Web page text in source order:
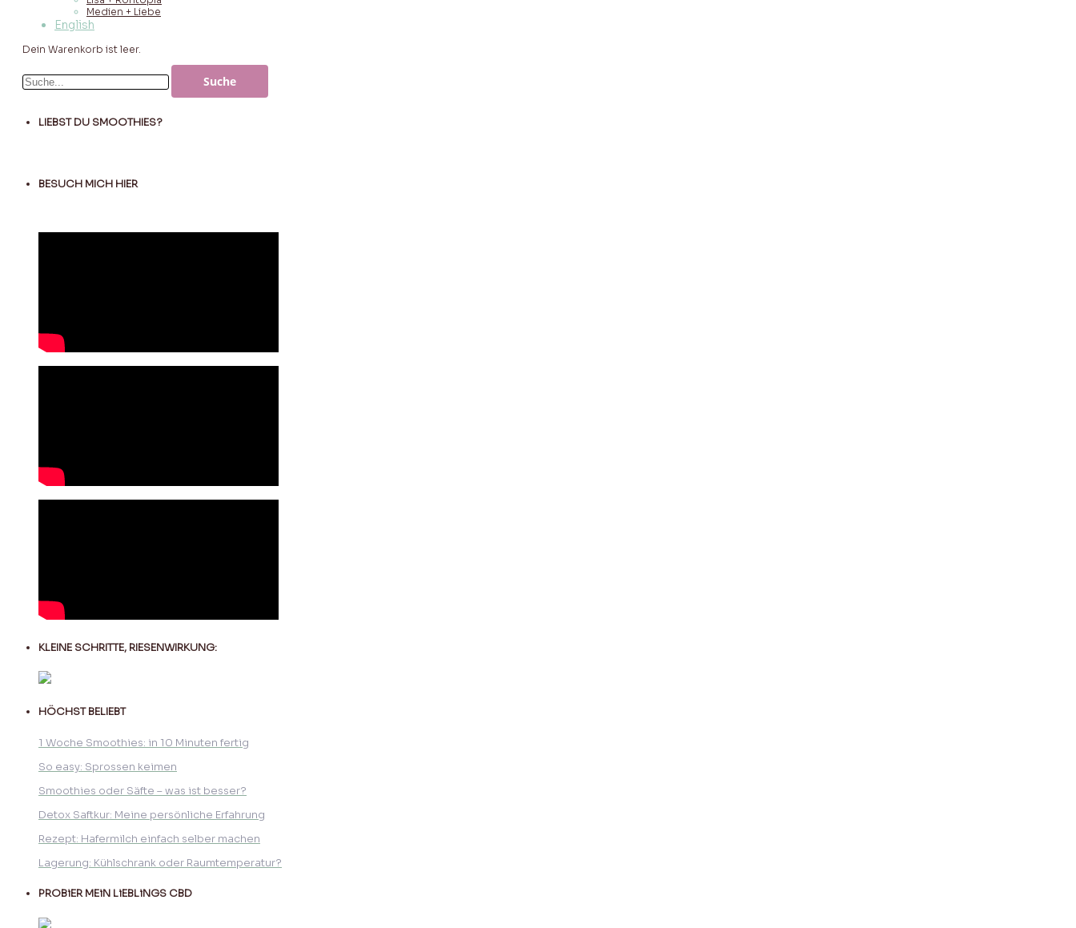
Medien + Liebe
English
Dein Warenkorb ist leer.
LIEBST DU SMOOTHIES?
BESUCH MICH HIER
KLEINE SCHRITTE, RIESENWIRKUNG:
HÖCHST BELIEBT
1 Woche Smoothies: in 10 Minuten fertig
So easy: Sprossen keimen
Smoothies oder Säfte – was ist besser?
Detox Saftkur: Meine persönliche Erfahrung
Rezept: Hafermilch einfach selber machen
Lagerung: Kühlschrank oder Raumtemperatur?
PROBiER MEiN LiEBLiNGS CBD